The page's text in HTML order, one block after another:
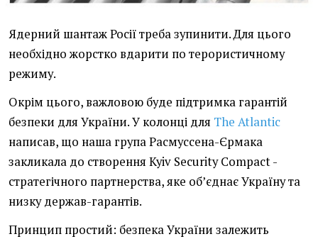
Ядерний шантаж Росії треба зупинити. Для цього
необхідно жорстко вдарити по терористичному
режиму.
Окрім цього, важловою буде підтримка гарантій
безпеки для України. У колонці для The Atlantic
написав, що наша група Расмуссена-Єрмака
закликала до створення Kyiv Security Compact -
стратегічного партнерства, яке об’єднає Україну та
низку держав-гарантів.
Принцип простий: безпека України залежить